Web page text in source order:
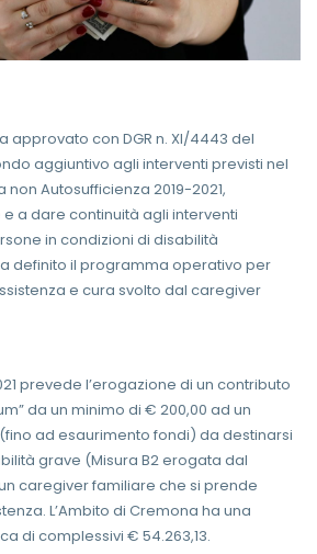
approvato con DGR n. XI/4443 del
aggiuntivo agli interventi previsti nel
Autosufficienza 2019-2021,
a dare continuità agli interventi
in condizioni di disabilità
definito il programma operativo per
e cura svolto dal caregiver
prevede l’erogazione di un contributo
da un minimo di € 200,00 ad un
ad esaurimento fondi) da destinarsi
grave (Misura B2 erogata dal
caregiver familiare che si prende
L’Ambito di Cremona ha una
di complessivi € 54.263,13.